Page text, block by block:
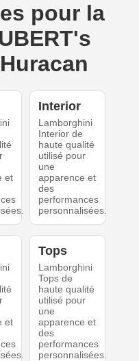
pour la
et
Interior
Lamborghini
Interior de
haute qualité
utilisé pour
une
apparence et
des
performances
personnalisées.
et
Tops
Lamborghini
Tops de
haute qualité
utilisé pour
une
apparence et
des
performances
personnalisées.